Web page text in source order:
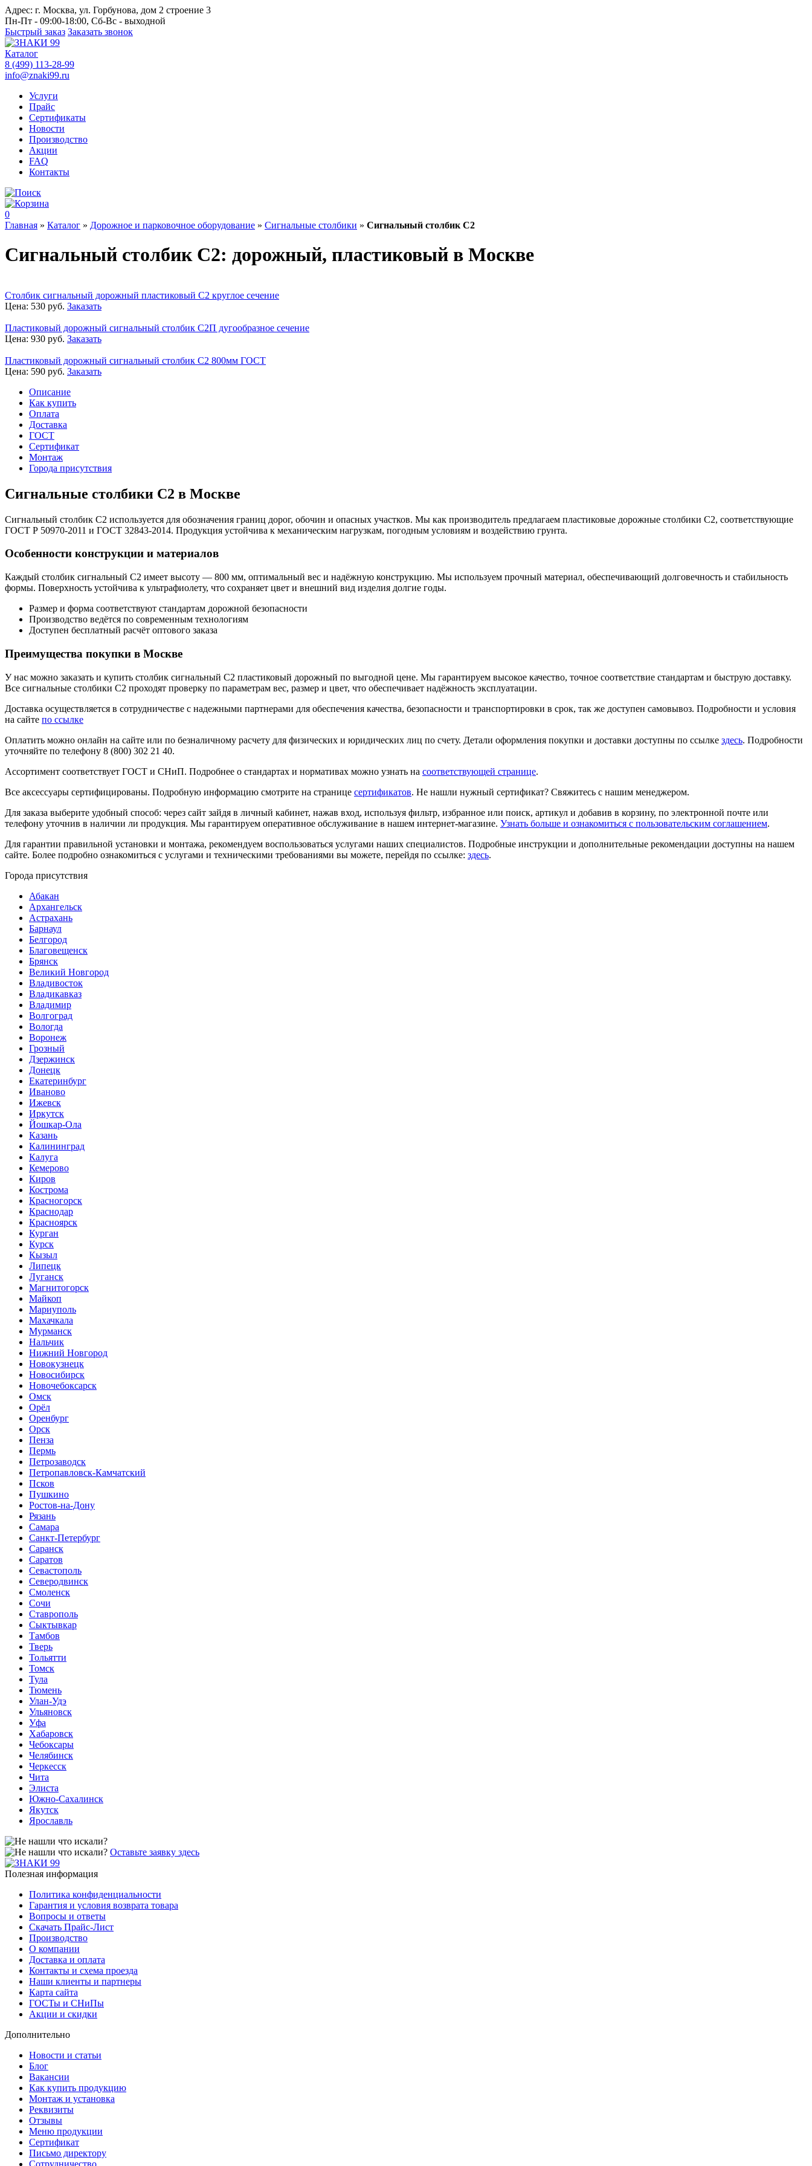
Адрес: г. Москва, ул. Горбунова, дом 2 строение 3
Пн-Пт - 09:00-18:00, Сб-Вс - выходной
Быстрый заказ Заказать звонок
Каталог
8 (499) 113-28-99
info@znaki99.ru
Услуги
Прайс
Сертификаты
Новости
Производство
Акции
FAQ
Контакты
0
Главная » Каталог » Дорожное и парковочное оборудование » Сигнальные столбики » Сигнальный столбик С2
Сигнальный столбик С2: дорожный, пластиковый в Москве
Столбик сигнальный дорожный пластиковый С2 круглое сечение
Цена: 530 руб. Заказать
Пластиковый дорожный сигнальный столбик С2П дугообразное сечение
Цена: 930 руб. Заказать
Пластиковый дорожный сигнальный столбик С2 800мм ГОСТ
Цена: 590 руб. Заказать
Описание
Как купить
Оплата
Доставка
ГОСТ
Сертификат
Монтаж
Города присутствия
Сигнальные столбики С2 в Москве
Сигнальный столбик С2 используется для обозначения границ дорог, обочин и опасных участков. Мы как производитель предлагаем пластиковые дорожные столбики С2, соответствующие
ГОСТ Р 50970-2011 и ГОСТ 32843-2014. Продукция устойчива к механическим нагрузкам, погодным условиям и воздействию грунта.
Особенности конструкции и материалов
Каждый столбик сигнальный С2 имеет высоту — 800 мм, оптимальный вес и надёжную конструкцию. Мы используем прочный материал, обеспечивающий долговечность и стабильность
формы. Поверхность устойчива к ультрафиолету, что сохраняет цвет и внешний вид изделия долгие годы.
Размер и форма соответствуют стандартам дорожной безопасности
Производство ведётся по современным технологиям
Доступен бесплатный расчёт оптового заказа
Преимущества покупки в Москве
У нас можно заказать и купить столбик сигнальный С2 пластиковый дорожный по выгодной цене. Мы гарантируем высокое качество, точное соответствие стандартам и быструю доставку.
Все сигнальные столбики С2 проходят проверку по параметрам вес, размер и цвет, что обеспечивает надёжность эксплуатации.
Доставка осуществляется в сотрудничестве с надежными партнерами для обеспечения качества, безопасности и транспортировки в срок, так же доступен самовывоз. Подробности и условия
на сайте по ссылке
Оплатить можно онлайн на сайте или по безналичному расчету для физических и юридических лиц по счету. Детали оформления покупки и доставки доступны по ссылке здесь. Подробности
уточняйте по телефону 8 (800) 302 21 40.
Ассортимент соответствует ГОСТ и СНиП. Подробнее о стандартах и нормативах можно узнать на соответствующей странице.
Все аксессуары сертифицированы. Подробную информацию смотрите на странице сертификатов. Не нашли нужный сертификат? Свяжитесь с нашим менеджером.
Для заказа выберите удобный способ: через сайт зайдя в личный кабинет, нажав вход, используя фильтр, избранное или поиск, артикул и добавив в корзину, по электронной почте или
телефону уточнив в наличии ли продукция. Мы гарантируем оперативное обслуживание в нашем интернет-магазине. Узнать больше и ознакомиться с пользовательским соглашением.
Для гарантии правильной установки и монтажа, рекомендуем воспользоваться услугами наших специалистов. Подробные инструкции и дополнительные рекомендации доступны на нашем
сайте. Более подробно ознакомиться с услугами и техническими требованиями вы можете, перейдя по ссылке: здесь.
Города присутствия
Абакан
Архангельск
Астрахань
Барнаул
Белгород
Благовещенск
Брянск
Великий Новгород
Владивосток
Владикавказ
Владимир
Волгоград
Вологда
Воронеж
Грозный
Дзержинск
Донецк
Екатеринбург
Иваново
Ижевск
Иркутск
Йошкар-Ола
Казань
Калининград
Калуга
Кемерово
Киров
Кострома
Красногорск
Краснодар
Красноярск
Курган
Курск
Кызыл
Липецк
Луганск
Магнитогорск
Майкоп
Мариуполь
Махачкала
Мурманск
Нальчик
Нижний Новгород
Новокузнецк
Новосибирск
Новочебоксарск
Омск
Орёл
Оренбург
Орск
Пенза
Пермь
Петрозаводск
Петропавловск-Камчатский
Псков
Пушкино
Ростов-на-Дону
Рязань
Самара
Санкт-Петербург
Саранск
Саратов
Севастополь
Северодвинск
Смоленск
Сочи
Ставрополь
Сыктывкар
Тамбов
Тверь
Тольятти
Томск
Тула
Тюмень
Улан-Удэ
Ульяновск
Уфа
Хабаровск
Чебоксары
Челябинск
Черкесск
Чита
Элиста
Южно-Сахалинск
Якутск
Ярославль
Оставьте заявку здесь
Полезная информация
Политика конфиденциальности
Гарантия и условия возврата товара
Вопросы и ответы
Скачать Прайс-Лист
Производство
О компании
Доставка и оплата
Контакты и схема проезда
Наши клиенты и партнеры
Карта сайта
ГОСТы и СНиПы
Акции и скидки
Дополнительно
Новости и статьи
Блог
Вакансии
Как купить продукцию
Монтаж и установка
Реквизиты
Отзывы
Меню продукции
Сертификат
Письмо директору
Сотрудничество